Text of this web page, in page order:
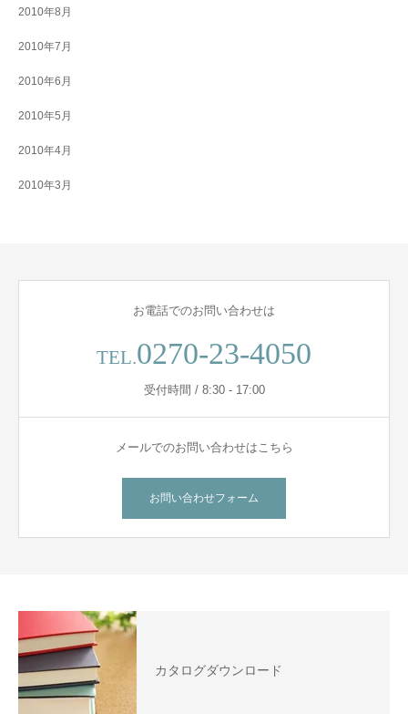
2010年8月
2010年7月
2010年6月
2010年5月
2010年4月
2010年3月
お電話でのお問い合わせは
TEL.0270-23-4050
受付時間 / 8:30 - 17:00
メールでのお問い合わせはこちら
お問い合わせフォーム
カタログダウンロード